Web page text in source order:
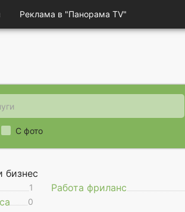
Реклама в "Панорама TV"
С фото
бизнес
1 Работа фриланс
0